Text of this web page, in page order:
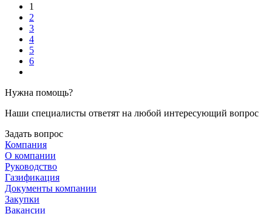
1
2
3
4
5
6
Нужна помощь?
Наши специалисты ответят на любой интересующий вопрос
Задать вопрос
Компания
О компании
Руководство
Газификация
Документы компании
Закупки
Вакансии